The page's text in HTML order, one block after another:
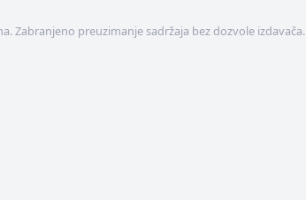
Zabranjeno preuzimanje sadržaja bez dozvole izdavača.